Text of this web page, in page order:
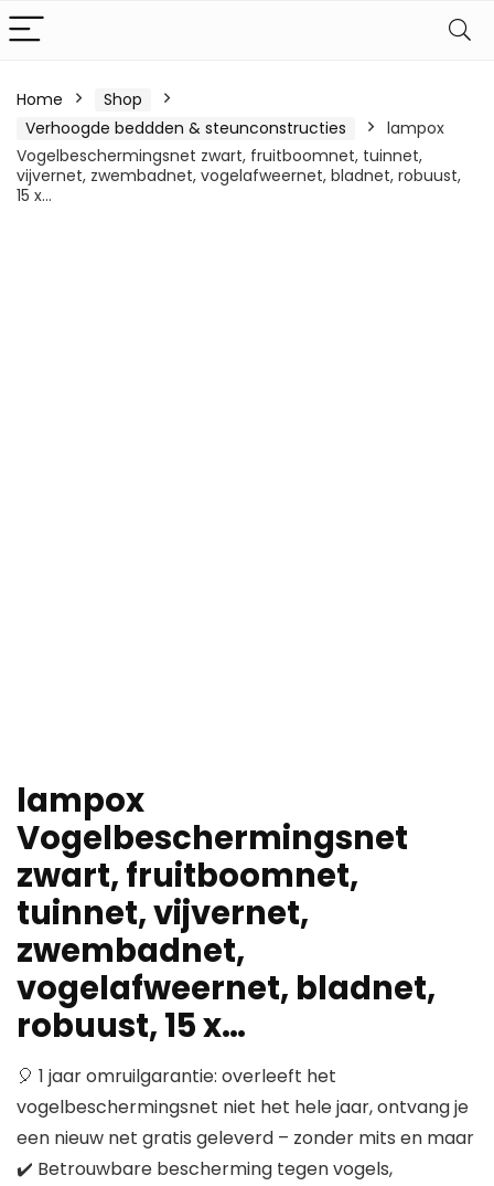
Home
Shop
Verhoogde beddden & steunconstructies
lampox
Vogelbeschermingsnet zwart, fruitboomnet, tuinnet,
vijvernet, zwembadnet, vogelafweernet, bladnet, robuust,
15 x…
lampox
Vogelbeschermingsnet
zwart, fruitboomnet,
tuinnet, vijvernet,
zwembadnet,
vogelafweernet, bladnet,
robuust, 15 x…
🎈 1 jaar omruilgarantie: overleeft het
vogelbeschermingsnet niet het hele jaar, ontvang je
een nieuw net gratis geleverd – zonder mits en maar
✔️ Betrouwbare bescherming tegen vogels,